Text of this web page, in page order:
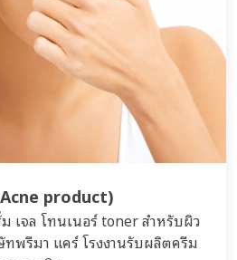
product)
เจล โทนเนอร์ toner สำหรับผิว
พรีมา แคร์ โรงงานรับผลิตครีม